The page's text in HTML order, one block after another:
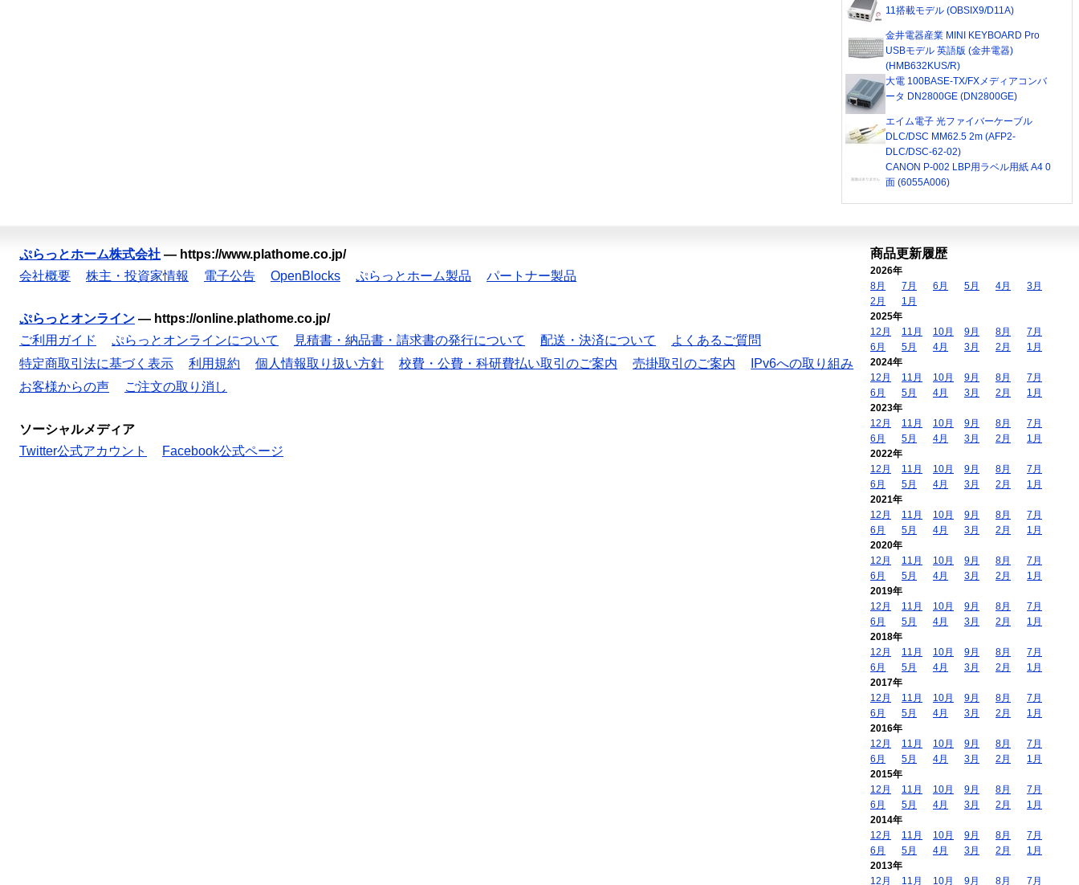
11搭載モデル (OBSIX9/D11A)
金井電器産業 MINI KEYBOARD Pro
USBモデル 英語版 (金井電器)
(HMB632KUS/R)
大電 100BASE-TX/FXメディアコンバ
ータ DN2800GE (DN2800GE)
エイム電子 光ファイバーケーブル
DLC/DSC MM62.5 2m (AFP2-
DLC/DSC-62-02)
CANON P-002 LBP用ラベル用紙 A4 0
面 (6055A006)
ぷらっとホーム株式会社 — https://www.plathome.co.jp/
会社概要
株主・投資家情報 電子公告 OpenBlocks ぷらっとホーム製品 パートナー製品
ぷらっとオンライン — https://online.plathome.co.jp/
ご利用ガイド
ぷらっとオンラインについて 見積書・納品書・請求書の発行について 配送・決済について
よくあるご質問
特定商取引法に基づく表示
利用規約 個人情報取り扱い方針 校費・公費・科研費払い取引のご案内 売掛取引のご案内
IPv6への取り組み
お客様からの声
ご注文の取り消し
ソーシャルメディア
Twitter公式アカウント
Facebook公式ページ
商品更新履歴
2026年
8月
7月 6月 5月 4月
3月
2月
1月
2025年
12月
11月 10月 9月 8月
7月
6月
5月 4月 3月 2月
1月
2024年
12月
11月 10月 9月 8月
7月
6月
5月 4月 3月 2月
1月
2023年
12月
11月 10月 9月 8月
7月
6月
5月 4月 3月 2月
1月
2022年
12月
11月 10月 9月 8月
7月
6月
5月 4月 3月 2月
1月
2021年
12月
11月 10月 9月 8月
7月
6月
5月 4月 3月 2月
1月
2020年
12月
11月 10月 9月 8月
7月
6月
5月 4月 3月 2月
1月
2019年
12月
11月 10月 9月 8月
7月
6月
5月 4月 3月 2月
1月
2018年
12月
11月 10月 9月 8月
7月
6月
5月 4月 3月 2月
1月
2017年
12月
11月 10月 9月 8月
7月
6月
5月 4月 3月 2月
1月
2016年
12月
11月 10月 9月 8月
7月
6月
5月 4月 3月 2月
1月
2015年
12月
11月 10月 9月 8月
7月
6月
5月 4月 3月 2月
1月
2014年
12月
11月 10月 9月 8月
7月
6月
5月 4月 3月 2月
1月
2013年
12月
11月 10月 9月 8月 7月